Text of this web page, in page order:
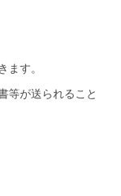
ます。
等が送られること